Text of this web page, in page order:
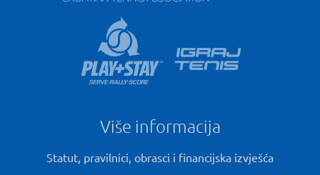
Više informacija
Statut, pravilnici, obrasci i financijska izvješća